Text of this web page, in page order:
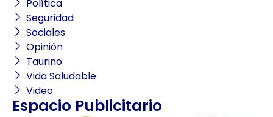
Política
Seguridad
Sociales
Opinión
Taurino
Vida Saludable
Video
Espacio Publicitario